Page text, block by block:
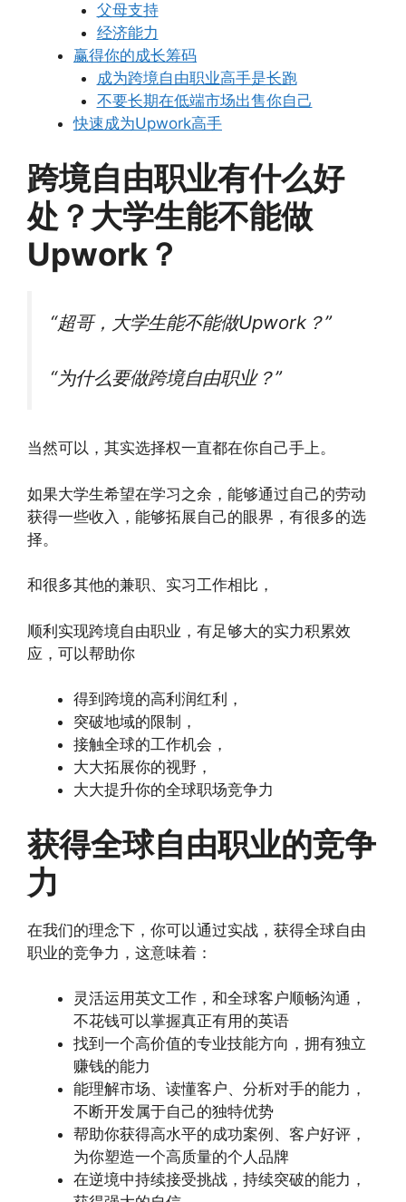
父母支持
经济能力
赢得你的成长筹码
成为跨境自由职业高手是长跑
不要长期在低端市场出售你自己
快速成为Upwork高手
跨境自由职业有什么好
处？大学生能不能做
Upwork？
“超哥，大学生能不能做Upwork？”
“为什么要做跨境自由职业？”
当然可以，其实选择权一直都在你自己手上。
如果大学生希望在学习之余，能够通过自己的劳动
获得一些收入，能够拓展自己的眼界，有很多的选
择。
和很多其他的兼职、实习工作相比，
顺利实现跨境自由职业，有足够大的实力积累效
应，可以帮助你
得到跨境的高利润红利，
突破地域的限制，
接触全球的工作机会，
大大拓展你的视野，
大大提升你的全球职场竞争力
获得全球自由职业的竞争
力
在我们的理念下，你可以通过实战，获得全球自由
职业的竞争力，这意味着：
灵活运用英文工作，和全球客户顺畅沟通，
不花钱可以掌握真正有用的英语
找到一个高价值的专业技能方向，拥有独立
赚钱的能力
能理解市场、读懂客户、分析对手的能力，
不断开发属于自己的独特优势
帮助你获得高水平的成功案例、客户好评，
为你塑造一个高质量的个人品牌
在逆境中持续接受挑战，持续突破的能力，